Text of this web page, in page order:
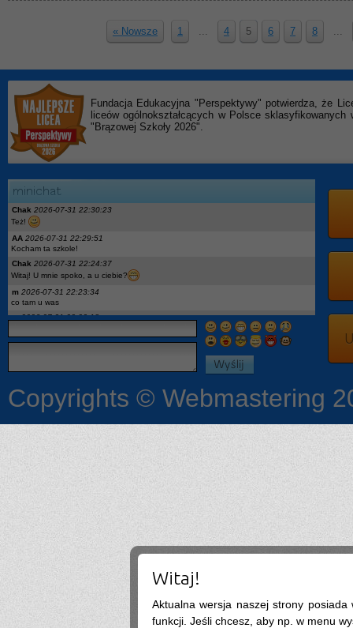
« Nowsze 1 ... 4 5 6 7 8 ...
Fundacja Edukacyjna "Perspektywy" potwierdza, że
liceów ogólnokształcących w Polsce
"Brązowej Szkoły 2026".
Chak 2026-07-31 22:30:23
Też!
AA 2026-07-31 22:29:51
Kocham ta szkole!
Chak 2026-07-31 22:24:37
Witaj! U mnie spoko, a u ciebie?
m 2026-07-31 22:23:34
co tam u was
m 2026-07-31 22:23:18
x 2026-07-27 18:04:05
Descubre1. I geo była nowa a teraz stara edycja wtf
Ona 2026-07-24 08:53:33
Czy jest jakaś lista podreczników dla pierwszoklasistów?
2026-07-18 23:19:04
Chciałby może ktoś opowiedzieć coś więcej o szkole dostałam się i mam kilka
2026-07-13 22:10:12
lista bedzie w szkole wywieszona zakwalifikowanych
wercia
czy listy osob zakwalifikowanych i pozniej tych przyjetych beda na stronie szkoly
czy trzeba bedzie podejsc? a jak na stronie to gdzie dokladnie?
SIGMA
2026-07-11 10:08:34
Pozwalają u was nauczyciele korzystać z tabletów np do notatek albo żeby sobie
otworzyć podręcznik na Internecie czy raczej nie
Copyrights © Webmastering
Witaj!
Aktualna wersja naszej strony
funkcji. Jeśli chcesz, aby np. w menu